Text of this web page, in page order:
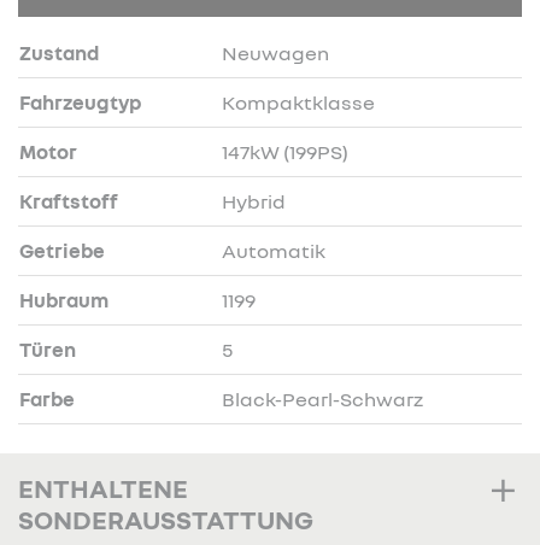
Zustand Neuwagen
Fahrzeugtyp Kompaktklasse
Motor 147kW (199PS)
Kraftstoff Hybrid
Getriebe Automatik
Hubraum 1199
Türen 5
Farbe Black-Pearl-Schwarz
ENTHALTENE
SONDERAUSSTATTUNG